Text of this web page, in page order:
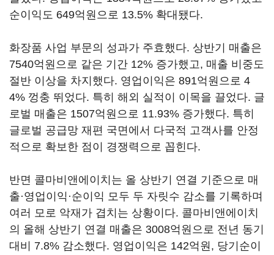
순이익도 649억원으로 13.5% 확대됐다.
화장품 사업 부문의 성과가 주효했다. 상반기 매출은
7540억원으로 같은 기간 12% 증가했고, 매출 비중도
절반 이상을 차지했다. 영업이익은 891억원으로 4
4% 껑충 뛰었다. 특히 해외 실적이 이목을 끌었다. 글
로벌 매출은 1507억원으로 11.93% 증가했다. 특히
글로벌 공급망 재편 국면에서 다국적 고객사를 안정
적으로 확보한 점이 경쟁력으로 꼽힌다.
반면 콜마비앤에이치는 올 상반기 연결 기준으로 매
출·영업이익·순이익 모두 두 자릿수 감소를 기록하며
여러 모로 악재가 겹치는 상황이다. 콜마비앤에이치
의 올해 상반기 연결 매출은 3008억원으로 전년 동기
대비 7.8% 감소했다. 영업이익은 142억원, 당기순이